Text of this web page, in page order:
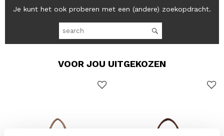
Je kunt het ook proberen met een (andere) zoekopdracht.
VOOR JOU UITGEKOZEN